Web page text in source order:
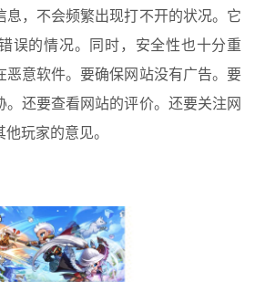
息，不会频繁出现打不开的状况。它
误的情况。同时，安全性也十分重
恶意软件。要确保网站没有广告。要
。还要查看网站的评价。还要关注网
玩家的意见。